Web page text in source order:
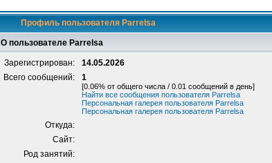
Профиль пользователя Parrelsa
О пользователе Parrelsa
Зарегистрирован:
14.05.2026
Всего сообщений:
1
[0.06% от общего числа / 0.01 сообщений в день]
Найти все сообщения пользователя Parrelsa
Персональная галерея пользователя Parrelsa
Персональная галерея пользователя Parrelsa
Откуда:
Сайт:
Род занятий: